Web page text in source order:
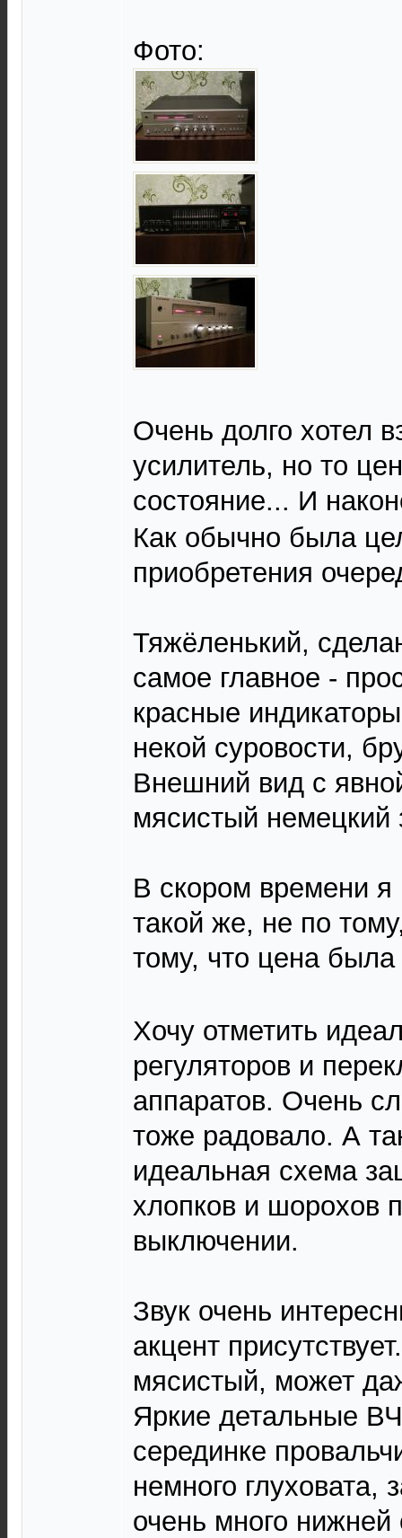
Фото:
Очень долго хотел
усилитель, но то
состояние... И
Как обычно была
приобретения
Тяжёленький,
самое главное -
красные
некой суровости,
Внешний вид с
мясистый немецкий
В скором времени
такой же, не по
тому, что цена
Хочу отметить
регуляторов и
аппаратов. Очень
тоже радовало. А
идеальная схема
хлопков и шорохов
выключении.
Звук очень
акцент
мясистый, может
Яркие детальные
серединке
немного глуховата,
очень много нижней